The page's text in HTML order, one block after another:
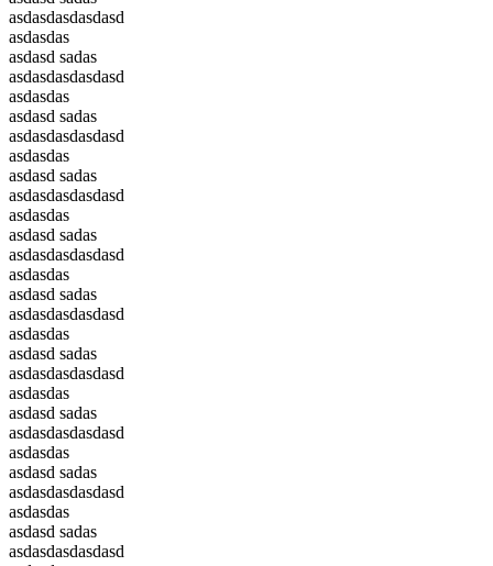
asdasdasdasdasd
asdasdas
asdasd sadas
asdasdasdasdasd
asdasdas
asdasd sadas
asdasdasdasdasd
asdasdas
asdasd sadas
asdasdasdasdasd
asdasdas
asdasd sadas
asdasdasdasdasd
asdasdas
asdasd sadas
asdasdasdasdasd
asdasdas
asdasd sadas
asdasdasdasdasd
asdasdas
asdasd sadas
asdasdasdasdasd
asdasdas
asdasd sadas
asdasdasdasdasd
asdasdas
asdasd sadas
asdasdasdasdasd